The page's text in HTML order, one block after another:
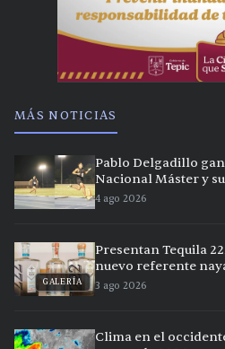
MÁS NOTICIAS
Pablo Delgadillo
Nacional Máster y
4 ago 2026
GALERÍA
Presentan Tequila
nuevo referente
3 ago 2026
Clima en el